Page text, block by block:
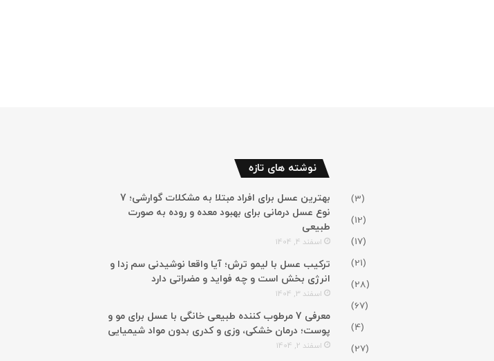
(3)
(12)
(17)
(21)
(28)
(67)
(4)
(27)
نوشته های تازه
بهترین عسل برای افراد مبتلا به مشکلات گوارشی؛ 7
نوع عسل درمانی برای بهبود معده و روده به صورت
طبیعی
اسفند 4, 1404
ترکیب عسل با لیمو ترش؛ آیا واقعا نوشیدنی سم زدا و
انرژی بخش است و چه فواید و مضراتی دارد
اسفند 3, 1404
معرفی 7 مرطوب کننده طبیعی خانگی با عسل برای مو و
پوست؛ درمان خشکی، وزی و کدری بدون مواد شیمیایی
اسفند 2, 1404